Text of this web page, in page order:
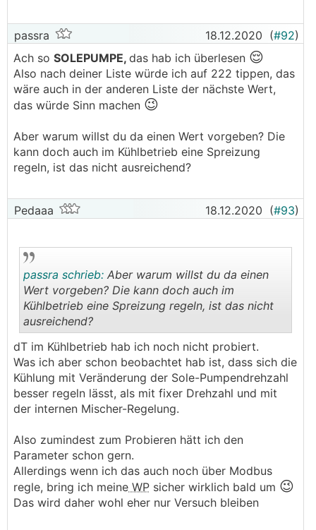
passra 18.12.2020 (#92)
Ach so SOLEPUMPE, das hab ich überlesen 😌
Also nach deiner Liste würde ich auf 222 tippen, das
wäre auch in der anderen Liste der nächste Wert,
das würde Sinn machen 😉
Aber warum willst du da einen Wert vorgeben? Die
kann doch auch im Kühlbetrieb eine Spreizung
regeln, ist das nicht ausreichend?
Pedaaa 18.12.2020 (#93)
..
passra schrieb: Aber warum willst du da einen
Wert vorgeben? Die kann doch auch im
Kühlbetrieb eine Spreizung regeln, ist das nicht
ausreichend?
dT im Kühlbetrieb hab ich noch nicht probiert.
Was ich aber schon beobachtet hab ist, dass sich die
Kühlung mit Veränderung der Sole-Pumpendrehzahl
besser regeln lässt, als mit fixer Drehzahl und mit
der internen Mischer-Regelung.
Also zumindest zum Probieren hätt ich den
Parameter schon gern.
Allerdings wenn ich das auch noch über Modbus
regle, bring ich meine WP sicher wirklich bald um 😉
Das wird daher wohl eher nur Versuch bleiben